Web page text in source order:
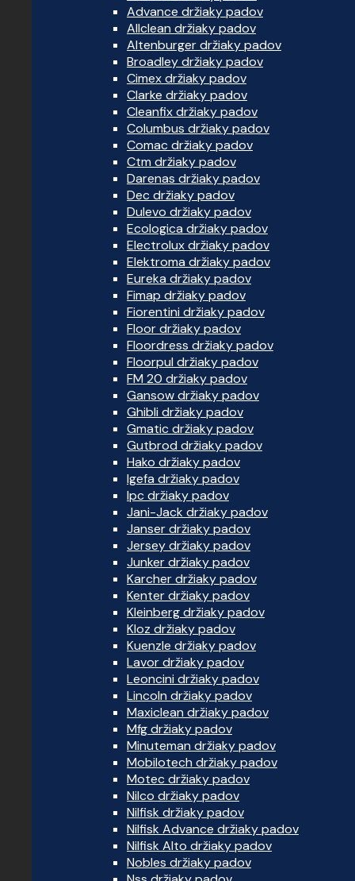
Advance držiaky padov
Allclean držiaky padov
Altenburger držiaky padov
Broadley držiaky padov
Cimex držiaky padov
Clarke držiaky padov
Cleanfix držiaky padov
Columbus držiaky padov
Comac držiaky padov
Ctm držiaky padov
Darenas držiaky padov
Dec držiaky padov
Dulevo držiaky padov
Ecologica držiaky padov
Electrolux držiaky padov
Elektroma držiaky padov
Eureka držiaky padov
Fimap držiaky padov
Fiorentini držiaky padov
Floor držiaky padov
Floordress držiaky padov
Floorpul držiaky padov
FM 20 držiaky padov
Gansow držiaky padov
Ghibli držiaky padov
Gmatic držiaky padov
Gutbrod držiaky padov
Hako držiaky padov
Igefa držiaky padov
Ipc držiaky padov
Jani-Jack držiaky padov
Janser držiaky padov
Jersey držiaky padov
Junker držiaky padov
Karcher držiaky padov
Kenter držiaky padov
Kleinberg držiaky padov
Kloz držiaky padov
Kuenzle držiaky padov
Lavor držiaky padov
Leoncini držiaky padov
Lincoln držiaky padov
Maxiclean držiaky padov
Mfg držiaky padov
Minuteman držiaky padov
Mobilotech držiaky padov
Motec držiaky padov
Nilco držiaky padov
Nilfisk držiaky padov
Nilfisk Advance držiaky padov
Nilfisk Alto držiaky padov
Nobles držiaky padov